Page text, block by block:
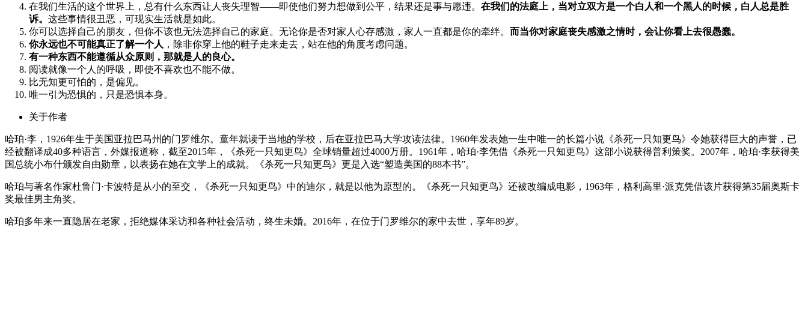
在我们生活的这个世界上，总有什么东西让人丧失理智——即使他们努力想做到公平，结果还是事与愿违。 在我们的法庭上，当对立双方是一个白人和一个黑人的时候，白人总是胜
诉。 这些事情很丑恶，可现实生活就是如此。
你可以选择自己的朋友，但你不该也无法选择自己的家庭。无论你是否对家人心存感激，家人一直都是你的牵绊。 而当你对家庭丧失感激之情时，会让你看上去很愚蠢。
你永远也不可能真正了解一个人 ，除非你穿上他的鞋子走来走去，站在他的角度考虑问题。
有一种东西不能遵循从众原则，那就是人的良心。
阅读就像一个人的呼吸，即使不喜欢也不能不做。
比无知更可怕的，是偏见。
唯一引为恐惧的，只是恐惧本身。
关于作者
哈珀·李，1926年生于美国亚拉巴马州的门罗维尔。童年就读于当地的学校，后在亚拉巴马大学攻读法律。1960年发表她一生中唯一的长篇小说《杀死一只知更鸟》令她获得巨大的声誉，已
经被翻译成40多种语言，外媒报道称，截至2015年，《杀死一只知更鸟》全球销量超过4000万册。1961年，哈珀·李凭借《杀死一只知更鸟》这部小说获得普利策奖。2007年，哈珀·李获得美
国总统小布什颁发自由勋章，以表扬在她在文学上的成就。《杀死一只知更鸟》更是入选“塑造美国的88本书”。
哈珀与著名作家杜鲁门·卡波特是从小的至交，《杀死一只知更鸟》中的迪尔，就是以他为原型的。《杀死一只知更鸟》还被改编成电影，1963年，格利高里·派克凭借该片获得第35届奥斯卡
奖最佳男主角奖。
哈珀多年来一直隐居在老家，拒绝媒体采访和各种社会活动，终生未婚。2016年，在位于门罗维尔的家中去世，享年89岁。